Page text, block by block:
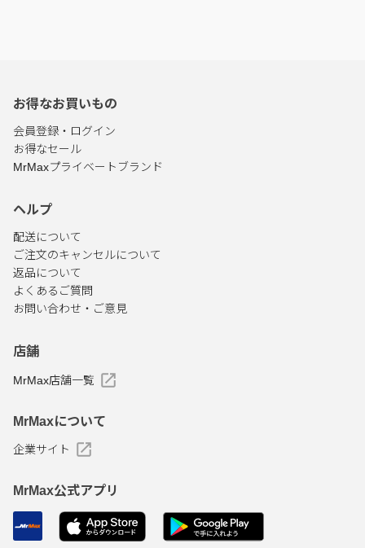
お得なお買いもの
会員登録・ログイン
お得なセール
MrMaxプライベートブランド
ヘルプ
配送について
ご注文のキャンセルについて
返品について
よくあるご質問
お問い合わせ・ご意見
店舗
MrMax店舗一覧
MrMaxについて
企業サイト
MrMax公式アプリ